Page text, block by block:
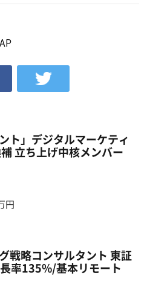
ト」デジタルマーケティ
立ち上げ中核メンバー
円
戦略コンサルタント 東証
率135%/基本リモート